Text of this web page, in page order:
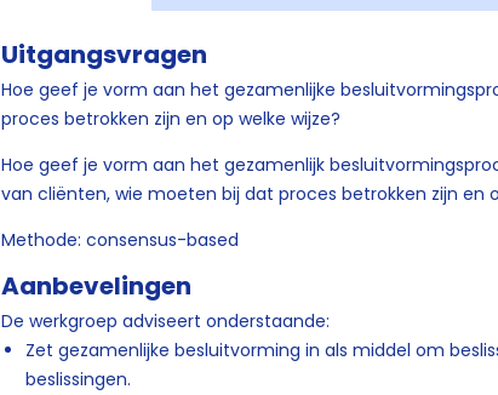
Uitgangsvragen
Hoe geef je vorm aan het gezamenlijke
proces betrokken zijn en op welke wijze?
Hoe geef je vorm aan het gezamenlijk
van cliënten, wie moeten bij dat proces betrokken zijn en
Methode: consensus-based
Aanbevelingen
De werkgroep adviseert onderstaande:
Zet gezamenlijke besluitvorming in als middel om
beslissingen.